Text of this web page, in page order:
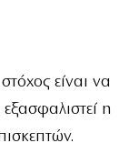
είναι να
η